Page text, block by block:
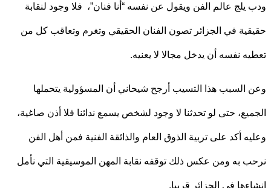
عالم الفن ويقول عن نفسه “أنا فنان”، فلا وجود لنقابة
في الجزائر تصون الفنان الحقيقي وتغرم وتعاقب كل من
نفسه أن يدخل مجالا لا يعنيه.
السبب هذا التسيب أرجح شيحاني أن المسؤولية يتحملها
حتى لو تحدثنا لا وجود لشخص يسمع ندائنا فلا أذن صاغية،
أكد على تربية الذوق العام والذائقة الفنية فمن أهل الفن
به ومن عكس ذلك توقفه نقابة المهن الموسيقية التي نأمل
في الجزائر قريبا.